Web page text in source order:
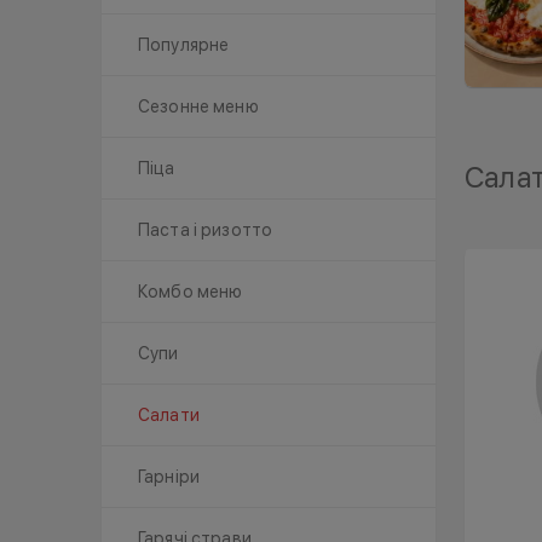
Популярне
Сезонне меню
Піца
Паста і ризотто
Комбо меню
Супи
Салати
Гарніри